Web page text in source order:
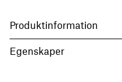
Produktinformation
Egenskaper